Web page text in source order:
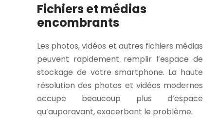
Fichiers et médias
encombrants
Les photos, vidéos et autres fichiers médias
peuvent rapidement remplir l’espace de
stockage de votre smartphone. La haute
résolution des photos et vidéos modernes
occupe beaucoup plus d’espace
qu’auparavant, exacerbant le problème.